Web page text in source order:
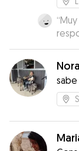
“
de
esta
Nora
sabe